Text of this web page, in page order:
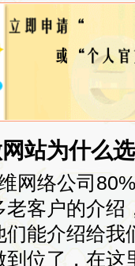
为什么选
网络公司
老客户的介
能介绍给我
位了，在这